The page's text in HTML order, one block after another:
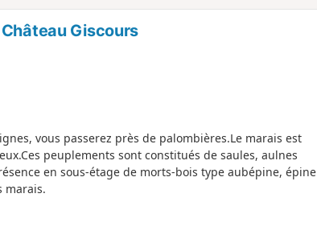
Giscours
vous passerez près de palombières.Le marais est
peuplements sont constitués de saules, aulnes
en sous-étage de morts-bois type aubépine, épine
marais.